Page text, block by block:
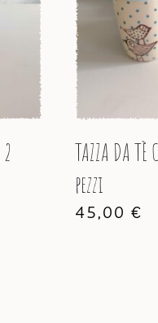
TAZZA DA TÈ
pezzi
45,00 €